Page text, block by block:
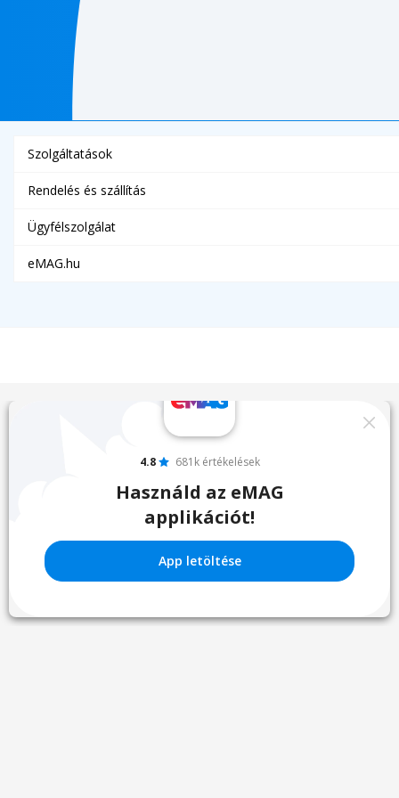
Szolgáltatások
Rendelés és szállítás
Ügyfélszolgálat
eMAG.hu
4.8 681k értékelések
Használd az eMAG
applikációt!
App letöltése